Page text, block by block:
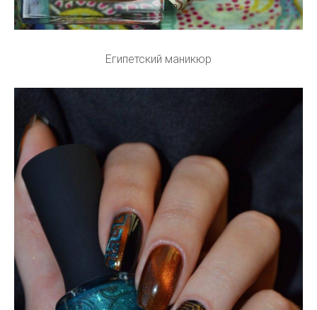
Египетский маникюр